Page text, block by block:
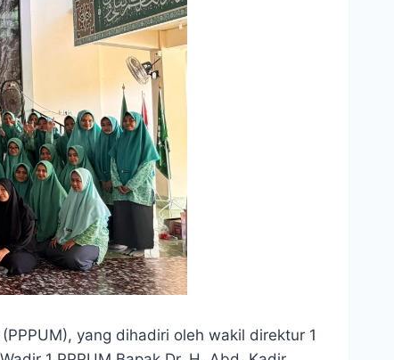
yang dihadiri oleh wakil direktur 1